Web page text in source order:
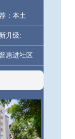
：本土
升级:
惠进社区